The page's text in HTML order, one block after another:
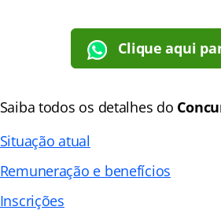
Clique aqui
Saiba todos os detalhes do
Situação atual
Remuneração e benefícios
Inscrições